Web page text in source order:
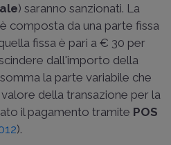
) saranno sanzionati. La
composta da una parte fissa
fissa è pari a € 30 per
dall'importo della
la parte variabile che
della transazione per la
il pagamento tramite POS
).